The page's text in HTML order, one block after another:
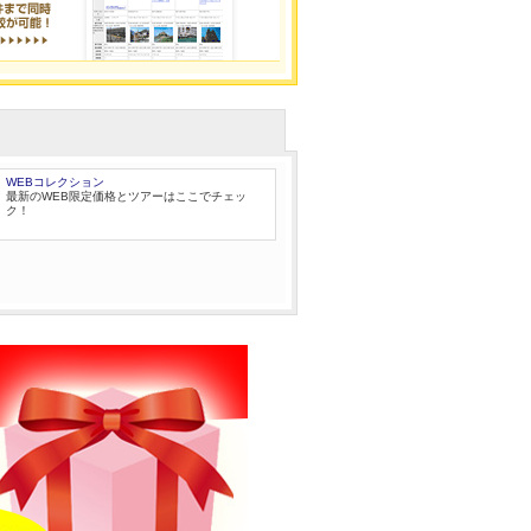
WEBコレクション
最新のWEB限定価格とツアーはここでチェッ
ク！